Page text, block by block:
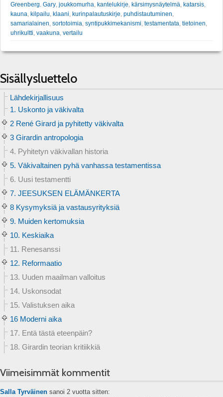
Greenberg. Gary joukkomurha kantelukirje kärsimysnäytelmä katarsis
kauna kilpailu klaani kurinpalautuskirje puhdistautuminen
samarialainen sortotoimia syntipukkimekanismi testamentata tietoinen
uhrikultti vaakuna vertailu
Sisällysluettelo
Lähdekirjallisuus
1. Uskonto ja väkivalta
2 René Girard ja pyhitetty väkivalta
3 Girardin antropologia
4. Pyhitetyn väkivallan historia
5. Väkivaltainen pyhä vanhassa testamentissa
6. Uusi testamentti
7. JEESUKSEN ELÄMÄNKERTA
8 Kysymyksiä ja vastausyrityksiä
9. Muiden kertomuksia
10. Keskiaika
11. Renesanssi
12. Reformaatio
13. Uuden maailman valloitus
14. Uskonsodat
15. Valistuksen aika
16 Moderni aika
17. Entä tästä eteenpäin?
18. Girardin teorian kritiikkiä
Viimeisimmät kommentit
Salla Tyrväinen sanoi 2 vuotta sitten: